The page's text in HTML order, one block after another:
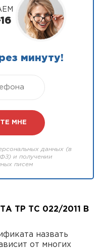
минуту!
данных (в
ФЗ) и получении
писем
ТР ТС 022/2011 В
назвать
от многих